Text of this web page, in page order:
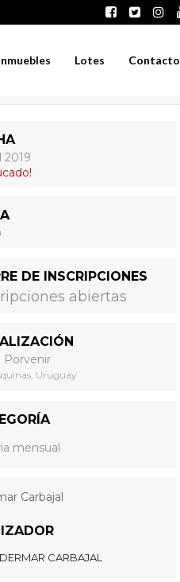
Lotes Contacto
2019
DE INSCRIPCIONES
abiertas
Porvenir
Uruguay
mensual
CARBAJAL